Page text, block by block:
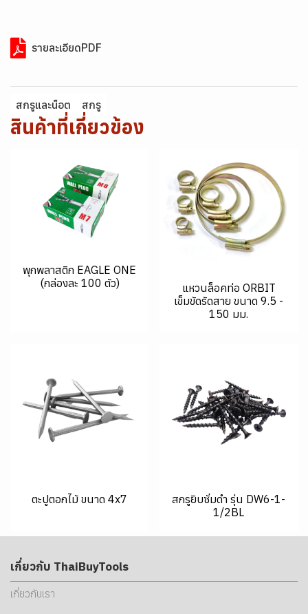
รายละเอียดPDF
สกรูและน็อต สกรู
สินค้าที่เกี่ยวข้อง
พุกพลาสติก EAGLE ONE
(กล่องละ 100 ตัว)
แหวนล็อคท่อ ORBIT
เข็มขัดรัดสาย ขนาด 9.5 -
150 มม.
ตะปูตอกไม้ ขนาด 4x7
สกรูยิบซั่มดำ รุ่น DW6-1-
1/2BL
เกี่ยวกับ ThaiBuyTools
เกี่ยวกับเรา